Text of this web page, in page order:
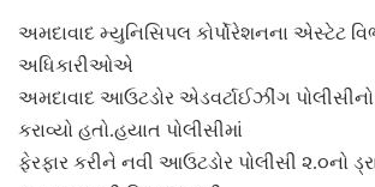
અમદાવાદ મ્યુનિસિપલ કોર્પોરેશનના એસ્ટેટ
અધિકારીઓએ
અમદાવાદ આઉટડોર એડવર્ટાઈઝીંગ
કરાવ્યો હતો.હયાત પોલીસીમાં
ફેરફાર કરીને નવી આઉટડોર પોલીસી ૨.૦નો